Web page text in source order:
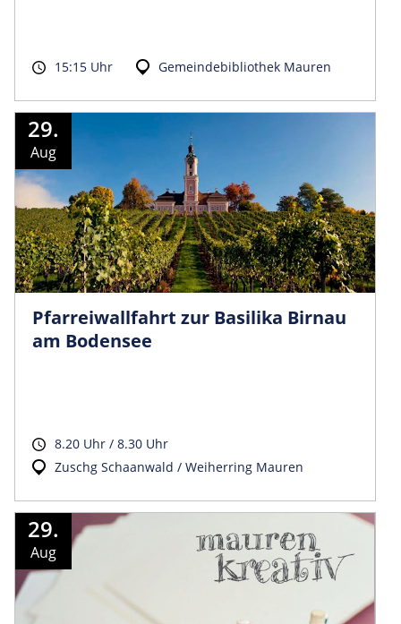
15:15 Uhr Gemeindebibliothek Mauren
29.
Aug
Pfarreiwallfahrt zur Basilika Birnau
am Bodensee
8.20 Uhr / 8.30 Uhr
Zuschg Schaanwald / Weiherring Mauren
29.
Aug